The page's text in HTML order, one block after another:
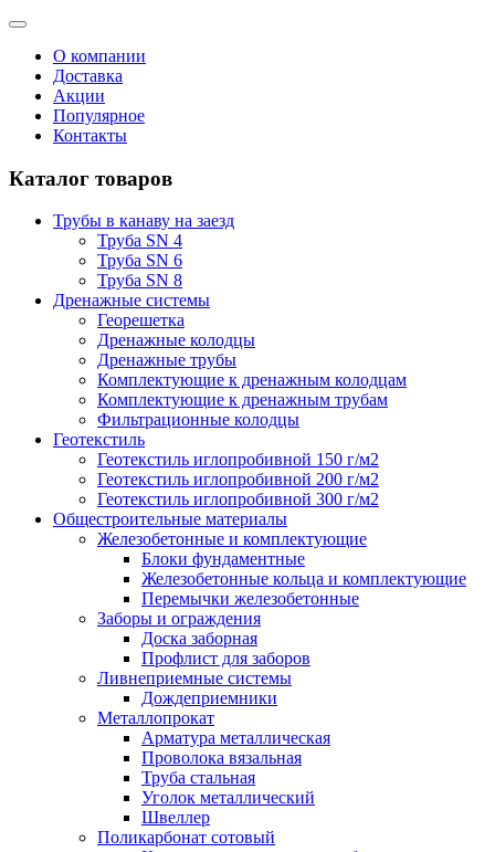
О компании
Доставка
Акции
Популярное
Контакты
Каталог товаров
Трубы в канаву на заезд
Труба SN 4
Труба SN 6
Труба SN 8
Дренажные системы
Георешетка
Дренажные колодцы
Дренажные трубы
Комплектующие к дренажным колодцам
Комплектующие к дренажным трубам
Фильтрационные колодцы
Геотекстиль
Геотекстиль иглопробивной 150 г/м2
Геотекстиль иглопробивной 200 г/м2
Геотекстиль иглопробивной 300 г/м2
Общестроительные материалы
Железобетонные и комплектующие
Блоки фундаментные
Железобетонные кольца и комплектующие
Перемычки железобетонные
Заборы и ограждения
Доска заборная
Профлист для заборов
Ливнеприемные системы
Дождеприемники
Металлопрокат
Арматура металлическая
Проволока вязальная
Труба стальная
Уголок металлический
Швеллер
Поликарбонат сотовый